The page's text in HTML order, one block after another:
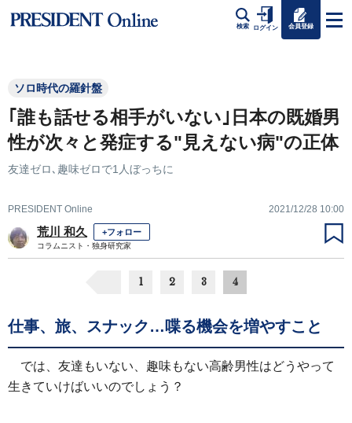
検索 ログイン 会員登録
ソロ時代の羅針盤
｢誰も話せる相手がいない｣日本の既婚男
性が次々と発症する"見えない病"の正体
友達ゼロ､趣味ゼロで1人ぼっちに
PRESIDENT Online 2021/12/28 10:00
荒川 和久 +フォロー
コラムニスト・独身研究家
1 2 3 4
仕事、旅、スナック…喋る機会を増やすこと
では、友達もいない、趣味もない高齢男性はどうやって
生きていけばいいのでしょう？